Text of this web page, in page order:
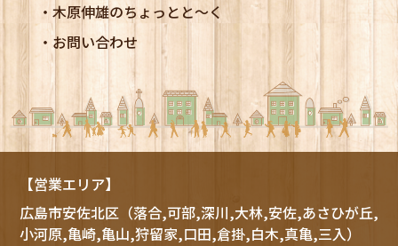
木原伸雄のちょっとと～く
お問い合わせ
【営業エリア】
広島市安佐北区（落合,可部,深川,大林,安佐,あさひが丘,
小河原,亀崎,亀山,狩留家,口田,倉掛,白木,真亀,三入）